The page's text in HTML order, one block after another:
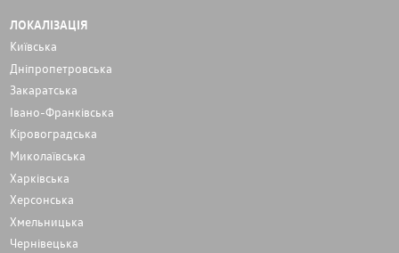
ЛОКАЛІЗАЦІЯ
Київська
Дніпропетровська
Закаратська
Івано-Франківська
Кіровоградська
Миколаївська
Харківська
Херсонська
Хмельницька
Чернівецька